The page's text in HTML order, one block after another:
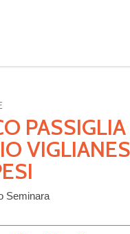
PASSIGLIA
Seminara